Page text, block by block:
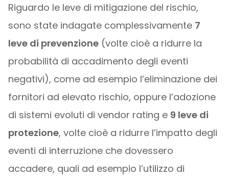
Riguardo le leve di mitigazione del rischio,
sono state indagate complessivamente 7
leve di prevenzione(volte cioè a ridurre la
probabilità di accadimento degli eventi
negativi), come ad esempio l’eliminazione dei
fornitori ad elevato rischio, oppure l’adozione
di sistemi evoluti di vendor rating e 9 leve di
protezione, volte cioè a ridurre l’impatto degli
eventi di interruzione che dovessero
accadere, quali ad esempio l’utilizzo di